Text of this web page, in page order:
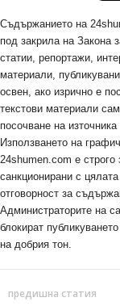
Съдържанието на
под закрила на Закона
статии, репортажи,
материали,
освен, ако изрично е
текстови материали
посочване на
Използването на
24shumen.com е
санкционирани с
отговорност за
Администраторите на
блокират
на добрия тон.
предишна статия